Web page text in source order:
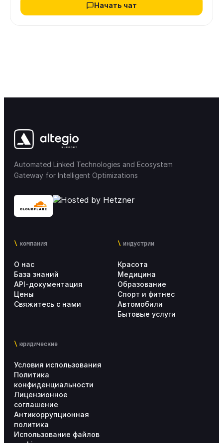
Начать чат
Automated Linked Technologies and Ecosystem
Gateway for Intelligent Optimizations
компания
О нас
База знаний
API-документация
Цены
Свяжитесь с нами
индустрии
Красота
Медицина
Образование
Спорт и фитнес
Автомобили
Бытовые услуги
юридические
Условия использования
Политика
конфиденциальности
Лицензионное
соглашение
Антикоррупционная
политика
Использование файлов